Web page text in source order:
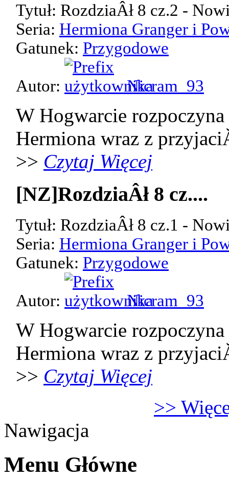
Tytuł: RozdziaÂł 8 cz.2 -
Seria: Hermiona Granger i
Gatunek: Przygodowe
Autor: Nicram_93
W Hogwarcie
Hermiona wraz z
>> Czytaj Więcej
[NZ]RozdziaÂł 8 cz....
Tytuł: RozdziaÂł 8 cz.1 -
Seria: Hermiona Granger i
Gatunek: Przygodowe
Autor: Nicram_93
W Hogwarcie
Hermiona wraz z
>> Czytaj Więcej
>>
Nawigacja
Menu Główne